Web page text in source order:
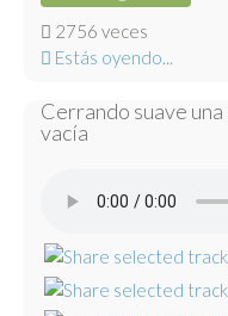
2756 veces
Estás oyendo...
Cerrando suave
vacía